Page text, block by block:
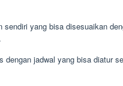
yang bisa disesuaikan
dengan jadwal yang bisa diatur